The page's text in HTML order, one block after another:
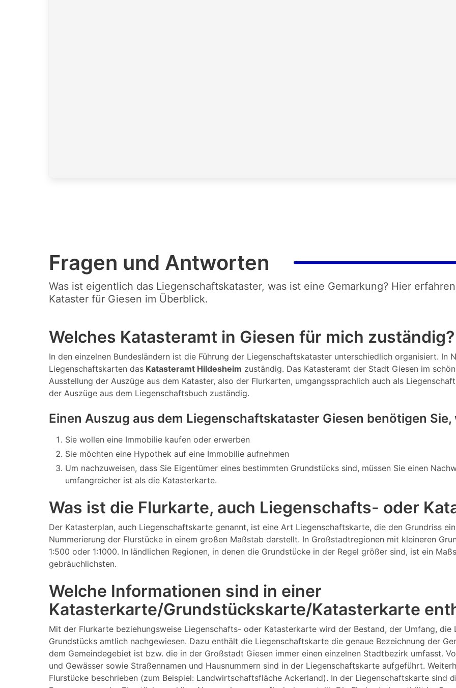
Fragen und Antworten
Was ist eigentlich das Liegenschaftskataster, was ist eine Gemarkung? Hier
Kataster für Giesen im Überblick.
Welches Katasteramt in Giesen für mich zuständig?
In den einzelnen Bundesländern ist die Führung der Liegenschaftskataster unterschiedlich organisiert. In
Liegenschaftskarten das Katasteramt Hildesheim zuständig. Das Katasteramt der Stadt Giesen im
Ausstellung der Auszüge aus dem Kataster, also der Flurkarten, umgangssprachlich auch als
der Auszüge aus dem Liegenschaftsbuch zuständig.
Einen Auszug aus dem Liegenschaftskataster Giesen benötigen
Sie wollen eine Immobilie kaufen oder erwerben
Sie möchten eine Hypothek auf eine Immobilie aufnehmen
Um nachzuweisen, dass Sie Eigentümer eines bestimmten Grundstücks sind, müssen Sie einen
umfangreicher ist als die Katasterkarte.
Was ist die Flurkarte, auch Liegenschafts- oder
Der Katasterplan, auch Liegenschaftskarte genannt, ist eine Art Liegenschaftskarte, die den Grundriss
Nummerierung der Flurstücke in einem großen Maßstab darstellt. In Großstadtregionen mit kleineren
1:500 oder 1:1000. In ländlichen Regionen, in denen die Grundstücke in der Regel größer sind, ist ein
gebräuchlichsten.
Welche Informationen sind in einer
Katasterkarte/Grundstückskarte/Katasterkarte
Mit der Flurkarte beziehungsweise Liegenschafts- oder Katasterkarte wird der Bestand, der Umfang, die
Grundstücks amtlich nachgewiesen. Dazu enthält die Liegenschaftskarte die genaue Bezeichnung der
dem Gemeindegebiet ist bzw. die in der Großstadt Giesen immer einen einzelnen Stadtbezirk umfasst.
und Gewässer sowie Straßennamen und Hausnummern sind in der Liegenschaftskarte aufgeführt.
Flurstücke beschrieben (zum Beispiel: Landwirtschaftsfläche Ackerland). In der Liegenschaftskarte sind